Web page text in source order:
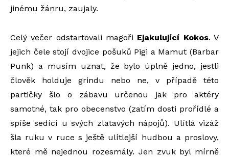
jinému žánru, zaujaly.
Celý večer odstartovali magoři Ejakulující Kokos. V
jejich čele stojí dvojice pošuků Pigi a Mamut (Barbar
Punk) a musím uznat, že bylo úplně jedno, jestli
člověk holduje grindu nebo ne, v případě této
partičky šlo o zábavu určenou jak pro aktéry
samotné, tak pro obecenstvo (zatím dosti prořídlé a
spíše sedící u svých zlatavých nápojů). Ulítlá vizáž
šla ruku v ruce s ještě ulítlejší hudbou a proslovy,
které mě nejednou rozesmály. Jen zvuk byl mírně